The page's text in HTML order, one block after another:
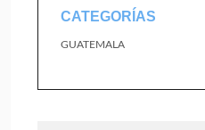
CATEGORÍAS
GUATEMALA